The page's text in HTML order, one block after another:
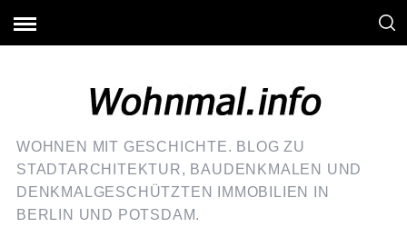
WOHNEN MIT GESCHICHTE. BLOG ZU
STADTARCHITEKTUR, BAUDENKMALEN UND
DENKMALGESCHÜTZTEN IMMOBILIEN IN
BERLIN UND POTSDAM.